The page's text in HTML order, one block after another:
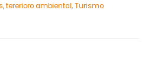
,tererioro ambiental,Turismo